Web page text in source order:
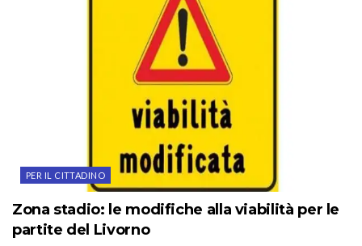
PER IL CITTADINO
Zona stadio: le modifiche alla viabilità per le
partite del Livorno